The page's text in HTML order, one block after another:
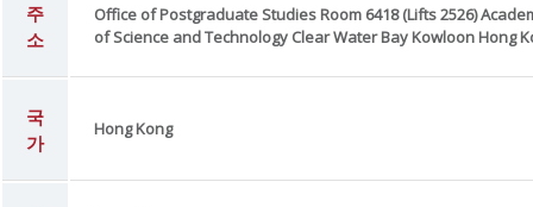
주
소
Office of Postgraduate Studies Room 6418 (Lifts 2526)
of Science and Technology Clear Water Bay Kowloon Hong
국
가
Hong Kong